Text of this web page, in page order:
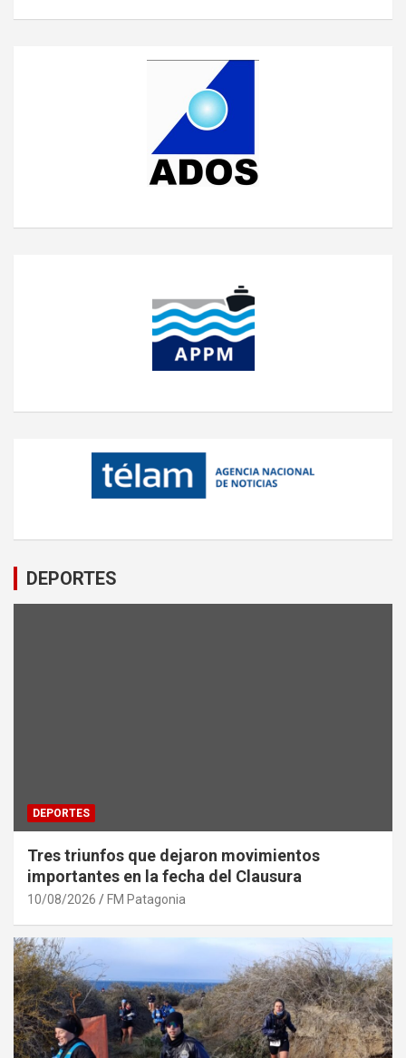
DEPORTES
DEPORTES
Tres triunfos que dejaron movimientos
importantes en la fecha del Clausura
10/08/2026 FM Patagonia